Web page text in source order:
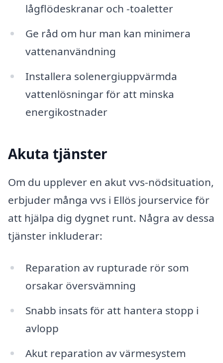
lågflödeskranar och -toaletter
Ge råd om hur man kan minimera
vattenanvändning
Installera solenergiuppvärmda
vattenlösningar för att minska
energikostnader
Akuta tjänster
Om du upplever en akut vvs-nödsituation,
erbjuder många vvs i Ellös jourservice för
att hjälpa dig dygnet runt. Några av dessa
tjänster inkluderar:
Reparation av rupturade rör som
orsakar översvämning
Snabb insats för att hantera stopp i
avlopp
Akut reparation av värmesystem